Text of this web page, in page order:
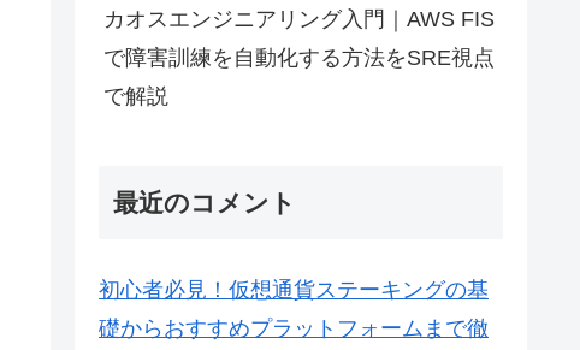
カオスエンジニアリング入門｜AWS FIS
で障害訓練を自動化する方法をSRE視点
で解説
最近のコメント
初心者必見！仮想通貨ステーキングの基
礎からおすすめプラットフォームまで徹